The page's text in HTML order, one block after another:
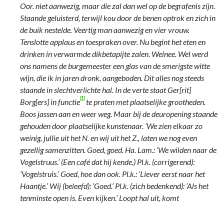
Oor. niet aanwezig, maar die zal dan wel op de begrafenis zijn.
Staande geluisterd, terwijl kou door de benen optrok en zich in
de buik nestelde. Veertig man aanwezig en vier vrouw.
Tenslotte applaus en toespraken over. Nu begint het eten en
drinken in verwarmde dikbetapijte zalen. Welnee. Wel werd
ons namens de burgemeester een glas van de smerigste witte
wijn, die ik in jaren dronk, aangeboden. Dit alles nog steeds
staande in slechtverlichte hal. In de verte staat Ger[rit]
Borg[ers] in functie[1] te praten met plaatselijke grootheden.
Boos jassen aan en weer weg. Maar bij de deuropening staande
gehouden door plaatselijke kunstenaar. ‘We zien elkaar zo
weinig, jullie uit het N. en wij uit het Z., laten we nog even
gezellig samenzitten. Goed, goed. Ha. Lam.: ‘We wilden naar de
Vogelstruus.’ (Een café dat hij kende.) Pl.k. (corrigerend):
‘Vogelstruis.’ Goed, hoe dan ook. Pl.k.: ‘Liever eerst naar het
Haantje.’ Wij (beleefd): ‘Goed.’ Pl.k. (zich bedenkend): ‘Als het
tenminste open is. Even kijken.’ Loopt hal uit, komt